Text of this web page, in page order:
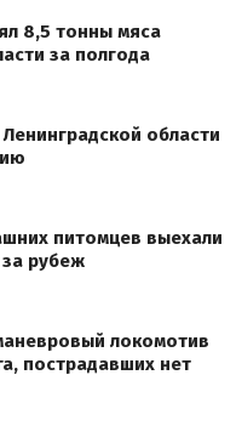
8,5 тонны мяса
за полгода
области
питомцев выехали
рубеж
локомотив
пострадавших нет